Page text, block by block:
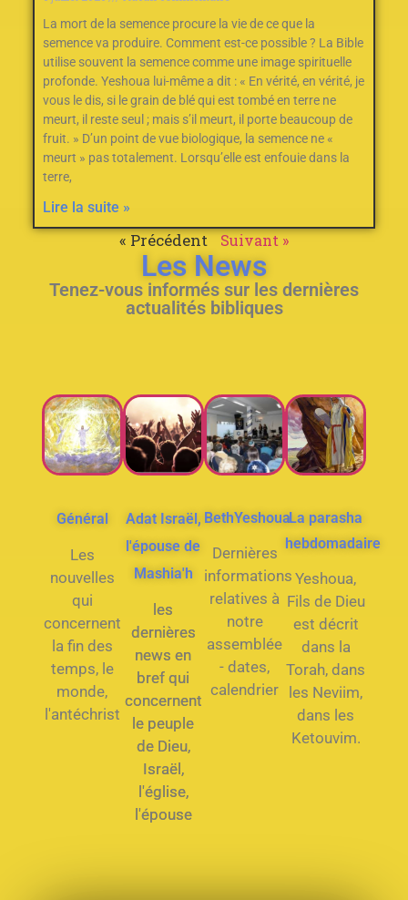
La mort de la semence procure la vie de ce que la
semence va produire. Comment est-ce possible ? La Bible
utilise souvent la semence comme une image spirituelle
profonde. Yeshoua lui-même a dit : « En vérité, en vérité, je
vous le dis, si le grain de blé qui est tombé en terre ne
meurt, il reste seul ; mais s’il meurt, il porte beaucoup de
fruit. » D’un point de vue biologique, la semence ne «
meurt » pas totalement. Lorsqu’elle est enfouie dans la
terre,
Lire la suite »
« Précédent Suivant »
Les News
Tenez-vous informés sur les dernières
actualités bibliques
Général
Les
nouvelles
qui
concernent
la fin des
temps, le
monde,
l'antéchrist
Adat Israël,
l'épouse de
Mashia'h
les
dernières
news en
bref qui
concernent
le peuple
de Dieu,
Israël,
l'église,
l'épouse
BethYeshoua
Dernières
informations
relatives à
notre
assemblée
- dates,
calendrier
La parasha
hebdomadaire
Yeshoua,
Fils de Dieu
est décrit
dans la
Torah, dans
les Neviim,
dans les
Ketouvim.